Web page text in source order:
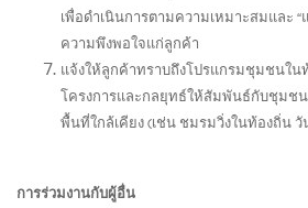
เพื่อดำเนินการตามความเหมาะสมและ
ความพึงพอใจแก่ลูกค้า
แจ้งให้ลูกค้าทราบถึงโปรแกรมชุมชนใน
โครงการและกลยุทธ์ให้สัมพันธ์กับชุมช
พื้นที่ใกล้เคียง (เช่น ชมรมวิ่งในท้องถิ่น
การร่วมงานกับผู้อื่น